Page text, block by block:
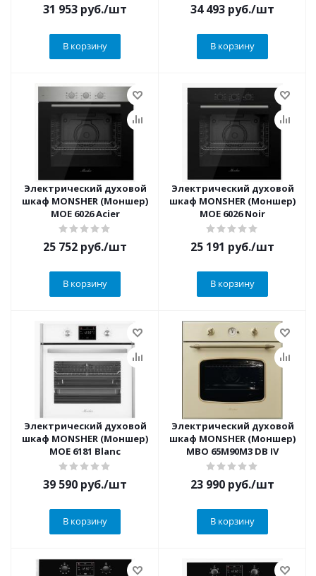
31 953 руб./шт
В корзину
34 493 руб./шт
В корзину
Электрический духовой
шкаф MONSHER (Моншер)
MOE 6026 Acier
25 752 руб./шт
В корзину
Электрический духовой
шкаф MONSHER (Моншер)
MOE 6026 Noir
25 191 руб./шт
В корзину
Электрический духовой
шкаф MONSHER (Моншер)
MOE 6181 Blanc
39 590 руб./шт
В корзину
Электрический духовой
шкаф MONSHER (Моншер)
MBO 65M90M3 DB IV
23 990 руб./шт
В корзину